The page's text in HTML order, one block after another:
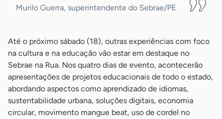
Murilo Guerra, superintendente do Sebrae/PE
Até o próximo sábado (18), outras experiências com foco
na cultura e na educação vão estar em destaque no
Sebrae na Rua. Nos quatro dias de evento, acontecerão
apresentações de projetos educacionais de todo o estado,
abordando aspectos como aprendizado de idiomas,
sustentabilidade urbana, soluções digitais, economia
circular, movimento mangue beat, uso de cordel no